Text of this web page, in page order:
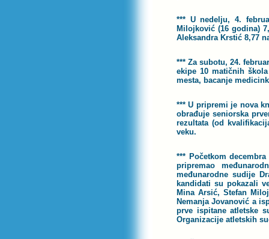
*** U nedelju, 4.
Milojković (16 godina)
Aleksandra Krstić 8,77
*** Za subotu, 24.
ekipe 10 matičnih
mesta, bacanje
*** U pripremi je nova
obrađuje seniorska
rezultata (od
veku.
*** Početkom
pripremao
međunarodne sudije
kandidati su pokazali
Mina Arsić, Stefan
Nemanja Jovanović a
prve ispitane atletske
Organizacije atletskih